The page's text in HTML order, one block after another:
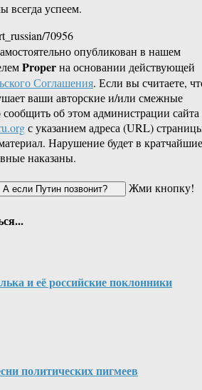
всегда успеем.
70956
опубликован в нашем
Properна основании действующей
Соглашения. Если вы считаете,
ваши авторские и/или смежные
об этом администрации сайта
с указанием адреса (URL)
Нарушение будет в кратчайшие
наказаны.
Жми кнопку!
и её российские поклонники
политических пигмеев